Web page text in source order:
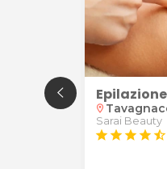
"Armonia Profunda"
location_on
Sarai Beauty
star star star star star_half